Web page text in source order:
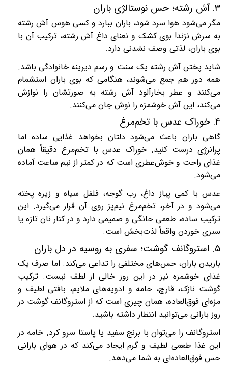
۳.آش رشته؛ حس نوستالژی باران
مگر می‌شود هوا سرد شود، باران ببارد و کسی هوس آش رشته
به سرش نزند! بوی کشک و نعنای داغ آش رشته، ترکیب آن با
بوی باران، لذتی وصف نشدنی دارد.
شاید پختن آش رشته یک سنت و رسم دیرینه خانوادگی باشد.
همه دور هم جمع می‌شوند، هنگامی که بوی باران استشمام
می‌کنند و عطر بخارآلود آش رشته به صورتشان را نوازش
می‌کند، این آش خوشمزه را نوش جان می‌کنند.
۴. خوراک عدس با تخم‌مرغ
گاهی باران باعث می‌شود دلتان بخواهد غذایی ساده اما
پرانرژی درست کنید. خوراک عدس با تخم‌مرغ دقیقاً همان
غذای راحت و خوش‌عطری است که در کمتر از نیم ساعت آماده
می‌شود.
عدس با کمی پیاز داغ، رب گوجه، فلفل سیاه و زیره پخته
می‌شود و در آخر، تخم‌مرغ نیم‌پز روی آن قرار می‌گیرد. این
ترکیب ساده، طعمی خانگی و صمیمی دارد و در کنار نان تازه یا
سبزی خوردن واقعاً لذت‌بخش است.
۵. استروگانف گوشت؛ سفری به روسیه در دل باران
باریدن باران، حس‌های مختلفی را تداعی می‌کند. اما صرف یک
غذای خوشمزه نیز در این روز خالی از لطف نیست. ترکیب
گوشت نازک، قارچ، خامه و ادویه‌های ملایم، بافتی لطیف و
مزه‌ای فوق‌العاده، همان چیزی است که از استروگانف گوشت در
روز بارانی می‌توانید انتظار داشته باشید.
استروگانف را می‌توان با برنج سفید یا پاستا سرو کرد. خامه در
این غذا طعمی لطیف و گرم ایجاد می‌کند که در هوای بارانی
حس فوق‌العاده‌ای به شما می‌دهد.